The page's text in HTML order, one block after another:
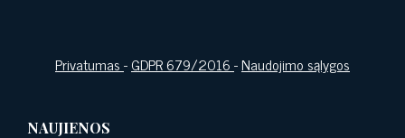
Privatumas-GDPR 679/2016-Naudojimo sąlygos
NAUJIENOS